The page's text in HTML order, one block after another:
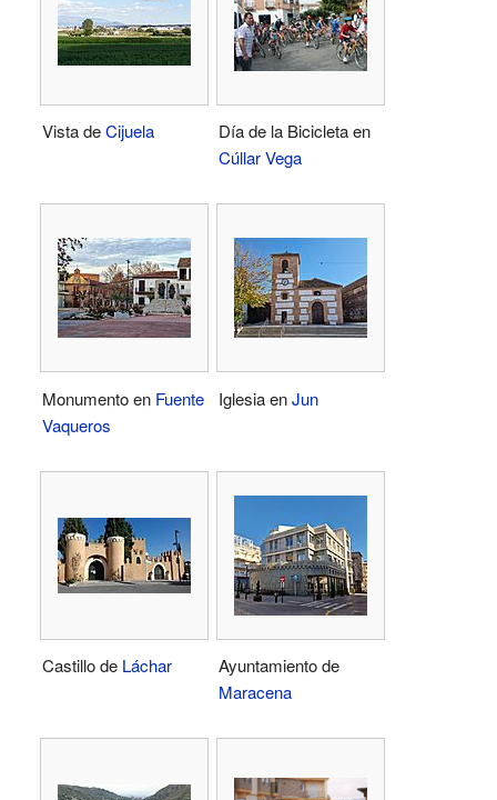
Vista deCijuela
Día de la Bicicleta en
Cúllar Vega
Monumento en Fuente
Vaqueros
Iglesia enJun
Castillo de Láchar
Ayuntamiento de
Maracena